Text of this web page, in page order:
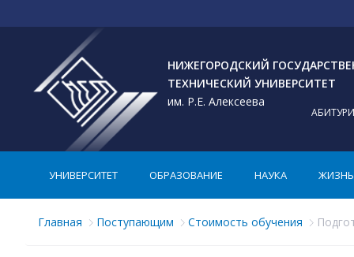
НИЖЕГОРОДСКИЙ
ТЕХНИЧЕСКИЙ УНИВЕРСИТЕТ
им. Р.Е. Алексеева
УНИВЕРСИТЕТ ОБРАЗОВАНИЕ НАУКА ЖИЗНЬ
Главная Поступающим Стоимость обучения